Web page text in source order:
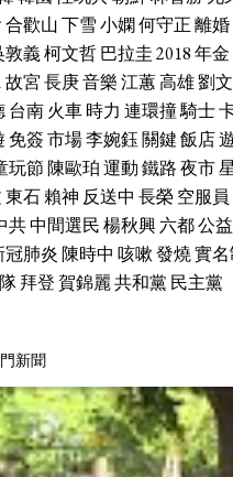
合歡山下雪小嫻何守正離婚
敦義柯文哲巴拉圭2018年金
故宮長庚音樂江蕙高雄劉
台南火車時力 連環撞騎士
免簽市場李婉鈺關鍵飯店
玩節陳歐珀運動鐵路夜市
東石賴神 反送中 長榮空服員
共中間選民楊秋興六都公益
冠肺炎陳時中 咳嗽發燒實名
拜登賀錦麗共和黨民主黨
新聞